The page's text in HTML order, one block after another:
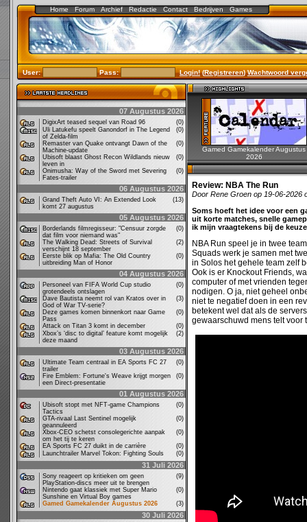
Home Forum Archief Redactie Contact Bedrijven Games
User: Pass: Login!(Registreren)Wachtwoord
07 Augustus 2026
DigixArt teased sequel van Road 96
(0)
Uli Latukefu speelt Ganondorf in The Legend
of Zelda-film
(0)
Remaster van Quake ontvangt Dawn of the
Machine-update
(0)
Ubisoft blaast Ghost Recon Wildlands nieuw
leven in
(0)
Onimusha: Way of the Sword met Severing
Fates-trailer
(0)
06 Augustus 2026
Grand Theft Auto VI: An Extended Look
komt 27 augustus
(13)
05 Augustus 2026
Borderlands filmregisseur: "Censuur zorgde
dat film voor niemand was"
(0)
The Walking Dead: Streets of Survival
verschijnt 18 september
(2)
Eerste blik op Mafia: The Old Country
uitbreiding Man of Honor
(0)
04 Augustus 2026
Personeel van FIFA World Cup studio
grotendeels ontslagen
(0)
Dave Bautista neemt rol van Kratos over in
God of War TV-serie?
(3)
Deze games komen binnenkort naar Game
Pass
(0)
Attack on Titan 3 komt in december
(0)
Xbox’s ‘disc to digital’ feature komt mogelijk
deze maand
(2)
03 Augustus 2026
Ultimate Team centraal in EA Sports FC 27
trailer
(0)
Fire Emblem: Fortune's Weave krijgt morgen
een Direct-presentatie
(0)
01 Augustus 2026
Ubisoft stopt met NFT-game Champions
Tactics
(0)
GTA-rivaal Last Sentinel mogelijk
geannuleerd
(0)
Xbox-CEO schetst consolegerichte aanpak
om het tij te keren
(0)
EA Sports FC 27 duikt in de carrière
(0)
Launchtrailer Marvel Tokon: Fighting Souls
(0)
31 Juli 2026
Sony reageert op kritieken om geen
PlayStation-discs meer uit te brengen
(9)
Nintendo gaat klassiek met Super Mario
Sunshine en Virtual Boy games
(0)
Gamed Gamekalender Augustus 2026
(3)
30 Juli 2026
Gamed Gamekalender Augustus
2026
Review: NBA The Run
Door Rene Groen op 19-06-2026
Soms hoeft het idee voor een
uit korte matches, snelle
ik mijn vraagtekens bij de
NBA Run speel je in twee
Squads werk je samen met
in Solos het gehele team zelf
Ook is er Knockout Friends,
computer of met vrienden
nodigen. O ja, niet geheel
niet te negatief doen in een
betekent wel dat als de
gewaarschuwd mens telt voor